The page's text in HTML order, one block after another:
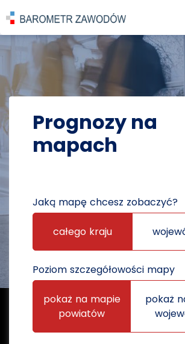
POWRÓT DO STRONY GŁÓWNEJ
PROGNOZY PROGNOZY NA
Prognozy na
mapach
Jaką mapę chcesz zobaczyć?
całego kraju
Poziom szczegółowości mapy
pokaż na mapie
powiatów
pokaż